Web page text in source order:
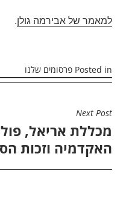
למאמר של אבירמה גולן.
Posted in פרסומים שלנו
Next Post
מכללת אריאל,
האקדמיה וזכות